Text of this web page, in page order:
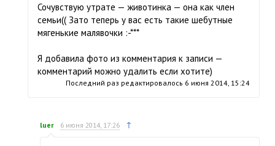
Сочувствую утрате — животинка — она как член
семьи(( Зато теперь у вас есть такие шебутные
мягенькие малявочки :-***
Я добавила фото из комментария к записи —
комментарий можно удалить если хотите)
Последний раз редактировалось 6 июня 2014, 15:24
luer 6 июня 2014, 17:26 ↑